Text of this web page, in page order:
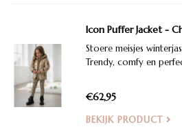
Icon Puffer Jacket -
Stoere meisjes
Trendy, comfy en
€62,95
BEKIJK PRODUCT